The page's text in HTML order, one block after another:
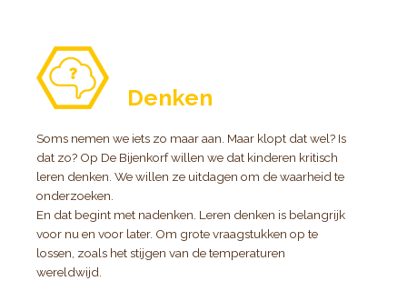
Denken
Soms nemen we iets zo maar aan. Maar klopt dat wel? Is
dat zo? Op De Bijenkorf willen we dat kinderen kritisch
leren denken. We willen ze uitdagen om de waarheid te
onderzoeken.
En dat begint met nadenken. Leren denken is belangrijk
voor nu en voor later. Om grote vraagstukken op te
lossen, zoals het stijgen van de temperaturen
wereldwijd.